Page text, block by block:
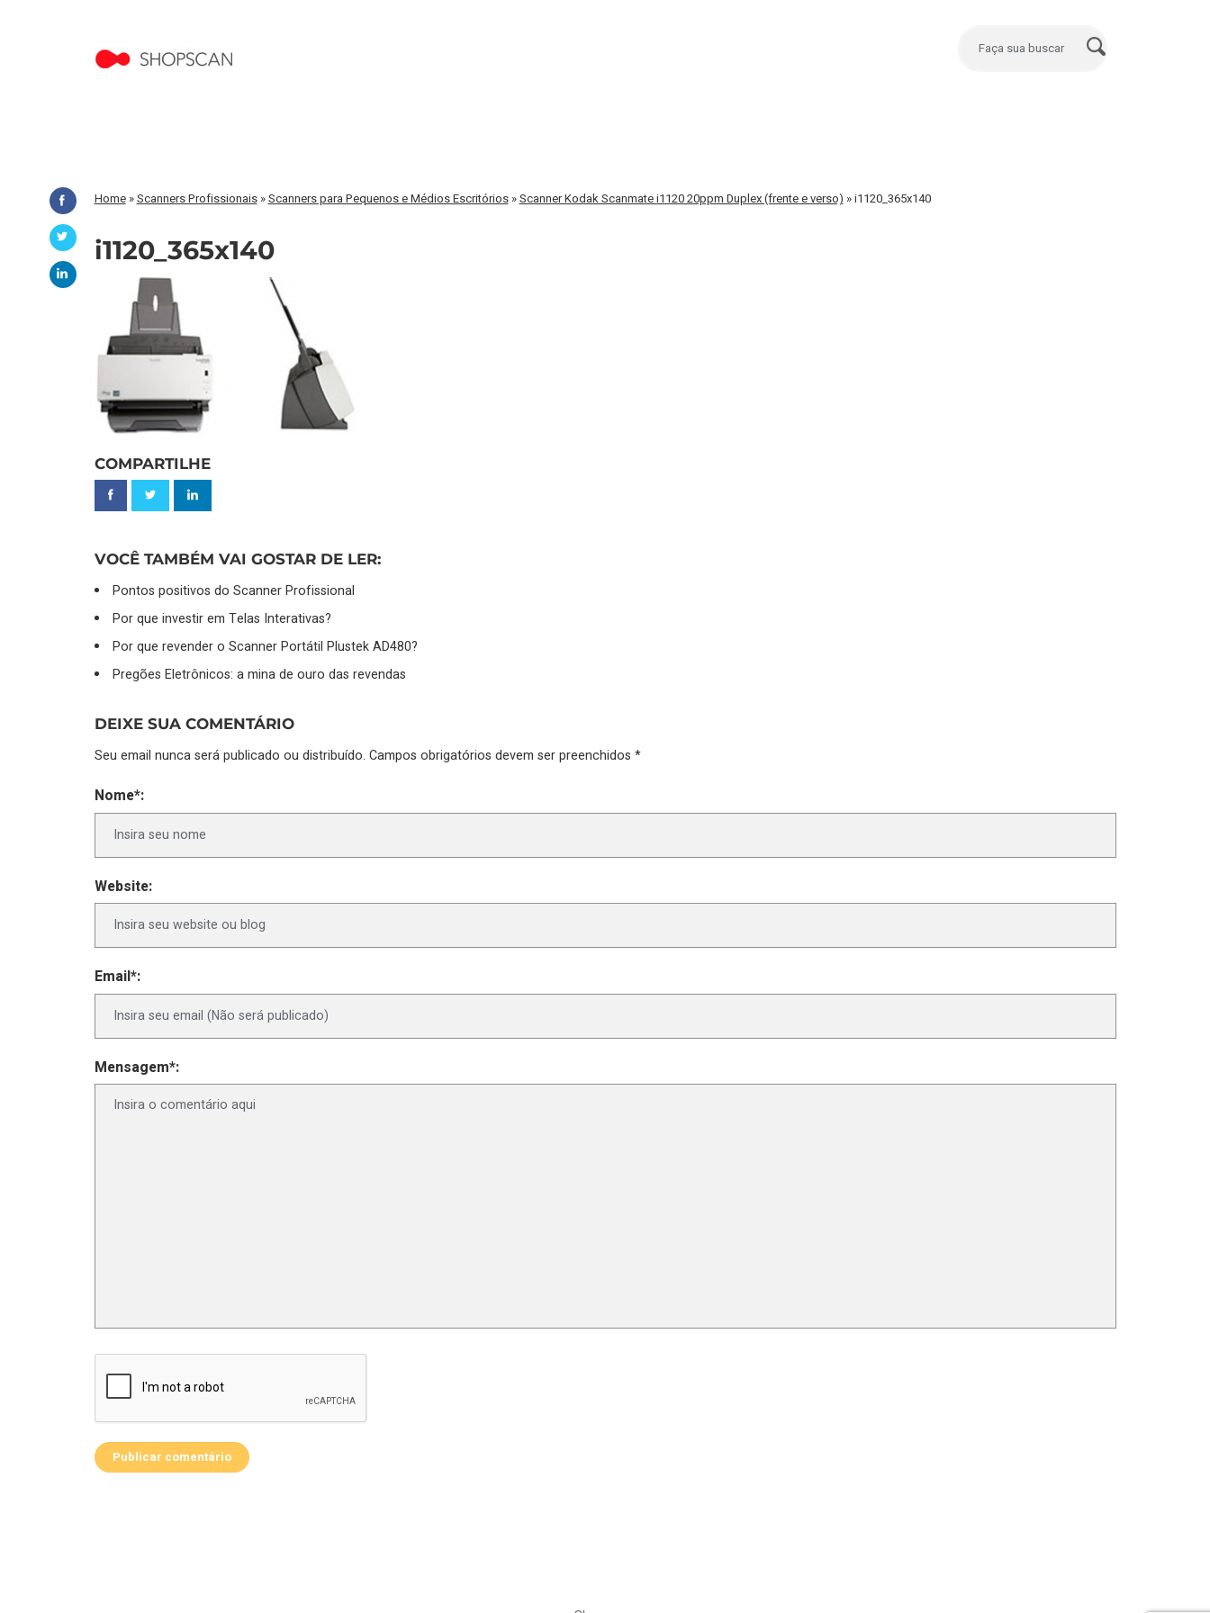
Home»Scanners Profissionais»Scanners para Pequenos e Médios Escritórios»Scanner Kodak Scanmate i1120 20ppm Duplex (frente e verso) »i1120_365x140
i1120_365x140
COMPARTILHE
VOCÊ TAMBÉM VAI GOSTAR DE LER:
Pontos positivos do Scanner Profissional
Por que investir em Telas Interativas?
Por que revender o Scanner Portátil Plustek AD480?
Pregões Eletrônicos: a mina de ouro das revendas
DEIXE SUA COMENTÁRIO
Seu email nunca será publicado ou distribuído. Campos obrigatórios devem ser preenchidos *
Nome*:
Website:
Email*:
Mensagem*: